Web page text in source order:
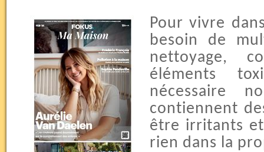
Pour vivre
besoin de
nettoyage,
éléments
nécessaire
contiennent
être irritants
rien dans la